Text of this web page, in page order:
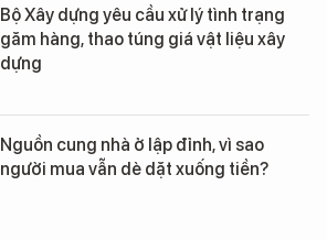
Bộ Xây dựng yêu cầu xử lý tình trạng
găm hàng, thao túng giá vật liệu xây
dựng
Nguồn cung nhà ở lập đỉnh, vì sao
người mua vẫn dè dặt xuống tiền?